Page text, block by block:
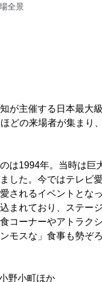
全景
が主催する日本最大
どの来場者が集まり
は1994年。当時は巨
した。今ではテレビ
されるイベントとなっ
まれており、ステー
コーナーやアトラク
モスな」食事も勢ぞ
野小町ほか